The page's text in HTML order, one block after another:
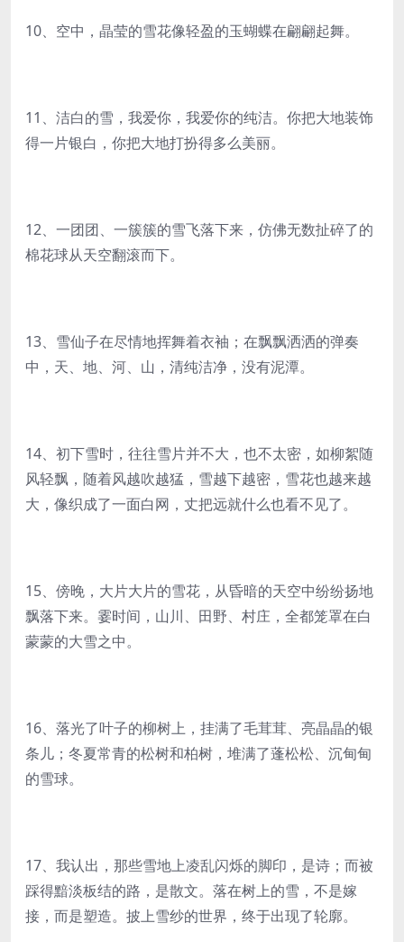
10、空中，晶莹的雪花像轻盈的玉蝴蝶在翩翩起舞。
11、洁白的雪，我爱你，我爱你的纯洁。你把大地装饰
得一片银白，你把大地打扮得多么美丽。
12、一团团、一簇簇的雪飞落下来，仿佛无数扯碎了的
棉花球从天空翻滚而下。
13、雪仙子在尽情地挥舞着衣袖；在飘飘洒洒的弹奏
中，天、地、河、山，清纯洁净，没有泥潭。
14、初下雪时，往往雪片并不大，也不太密，如柳絮随
风轻飘，随着风越吹越猛，雪越下越密，雪花也越来越
大，像织成了一面白网，丈把远就什么也看不见了。
15、傍晚，大片大片的雪花，从昏暗的天空中纷纷扬地
飘落下来。霎时间，山川、田野、村庄，全都笼罩在白
蒙蒙的大雪之中。
16、落光了叶子的柳树上，挂满了毛茸茸、亮晶晶的银
条儿；冬夏常青的松树和柏树，堆满了蓬松松、沉甸甸
的雪球。
17、我认出，那些雪地上凌乱闪烁的脚印，是诗；而被
踩得黯淡板结的路，是散文。落在树上的雪，不是嫁
接，而是塑造。披上雪纱的世界，终于出现了轮廓。